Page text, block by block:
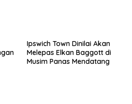
Ipswich Town Dinilai Akan
Melepas Elkan Baggott di
Musim Panas Mendatang